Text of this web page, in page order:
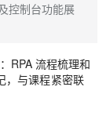
控制台功能展
RPA 流程梳理和
，与课程紧密联